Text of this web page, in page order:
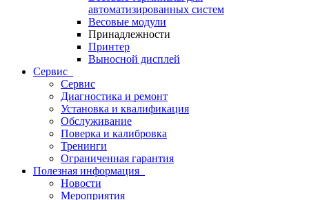
автоматизированных систем
Весовые модули
Принадлежности
Принтер
Выносной дисплей
Сервис
Сервис
Диагностика и ремонт
Установка и квалификация
Обслуживание
Поверка и калибровка
Тренинги
Ограниченная гарантия
Полезная информация
Новости
Мероприятия